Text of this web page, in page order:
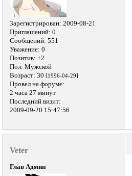
Зарегистрирован: 2009-08-21
Приглашений: 0
Сообщений: 551
Уважение: 0
Позитив: +2
Пол: Мужской
Возраст: 30 [1996-04-29]
Провел на форуме:
2 часа 27 минут
Последний визит:
2009-09-20 15:47:56
Veter
Глав Админ